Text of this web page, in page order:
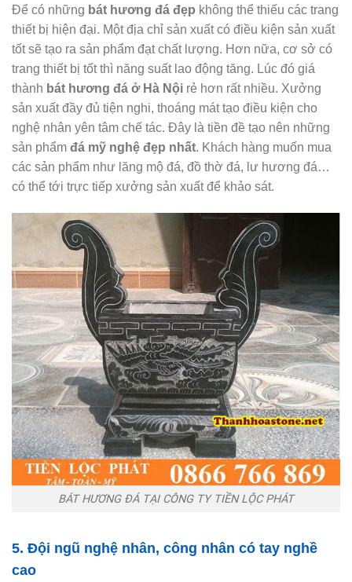
Để có những bát hương đá đẹp không thể thiếu các trang
thiết bị hiện đại. Một địa chỉ sản xuất có điều kiện sản xuất
tốt sẽ tạo ra sản phẩm đạt chất lượng. Hơn nữa, cơ sở có
trang thiết bị tốt thì năng suất lao động tăng. Lúc đó giá
thành bát hương đá ở Hà Nội rẻ hơn rất nhiều. Xưởng
sản xuất đầy đủ tiện nghi, thoáng mát tạo điều kiện cho
nghệ nhân yên tâm chế tác. Đây là tiền đề tạo nên những
sản phẩm đá mỹ nghệ đẹp nhất. Khách hàng muốn mua
các sản phẩm như lăng mộ đá, đồ thờ đá, lư hương đá…
có thể tới trực tiếp xưởng sản xuất để khảo sát.
BÁT HƯƠNG ĐÁ TẠI CÔNG TY TIỀN LỘC PHÁT
5. Đội ngũ nghệ nhân, công nhân có tay nghề
cao